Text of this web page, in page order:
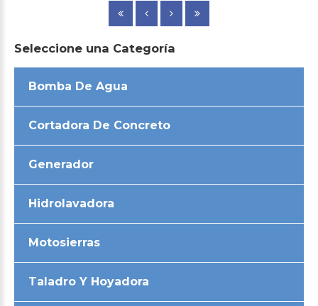
Seleccione una Categoría
Bomba De Agua
Cortadora De Concreto
Generador
Hidrolavadora
Motosierras
Taladro Y Hoyadora